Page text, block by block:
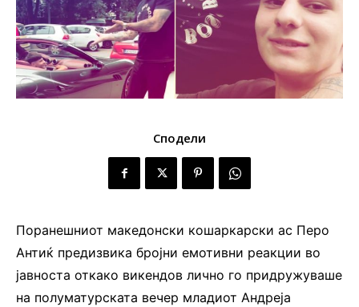
Сподели
Поранешниот македонски кошаркарски ас Перо
Антиќ предизвика бројни емотивни реакции во
јавноста откако викендов лично го придружуваше
на полуматурската вечер младиот Андреја